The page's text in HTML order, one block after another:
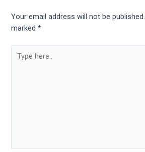
Your email address will not be published.
marked*
here..